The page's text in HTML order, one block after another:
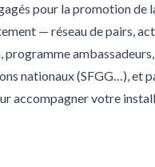
pour la promotion de
— réseau de pairs,
programme
nationaux (SFGG…), et
accompagner votre